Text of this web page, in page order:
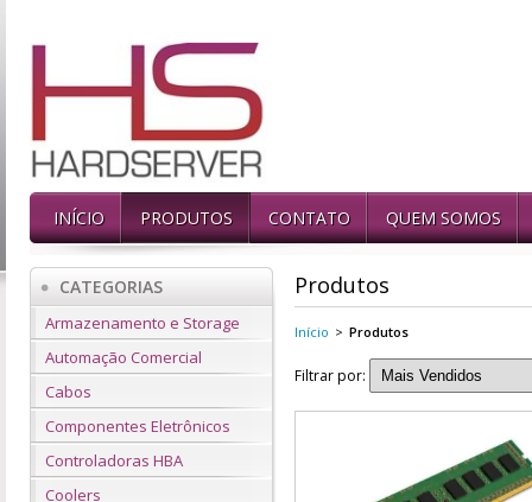
INÍCIO PRODUTOS CONTATO QUEM SOMOS
CATEGORIAS
Armazenamento e Storage
Automação Comercial
Cabos
Componentes Eletrônicos
Controladoras HBA
Coolers
Produtos
Início > Produtos
Filtrar por: